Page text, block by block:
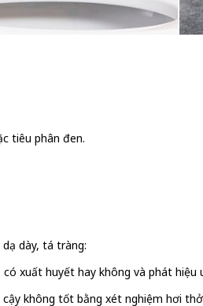
tiêu phân đen.
dày, tá tràng:
xuất huyết hay không và phát
không tốt bằng xét nghiệm hơi